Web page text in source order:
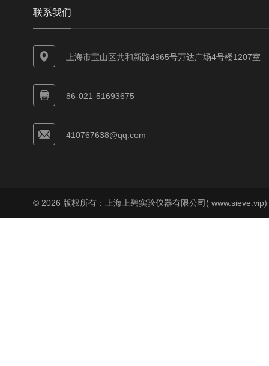
联系我们
上海市宝山区共和新路4965号万达广场4号楼1207室
86-021-51693675
410767638@qq.com
© 2026 版权所有：上海上碧实验仪器有限公司(